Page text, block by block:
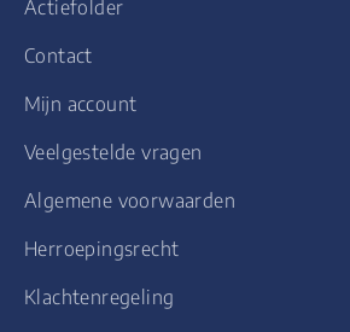
Actiefolder
Contact
Mijn account
Veelgestelde vragen
Algemene voorwaarden
Herroepingsrecht
Klachtenregeling